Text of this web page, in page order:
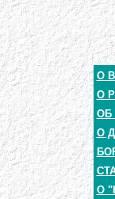
О
О
ОБ
О
О